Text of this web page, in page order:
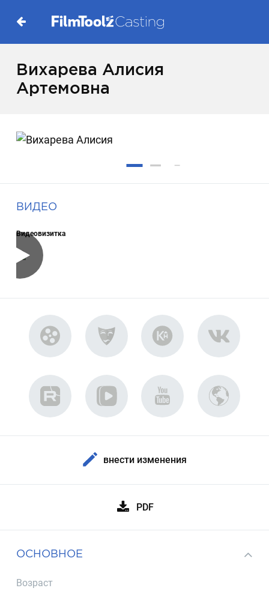
Вихарева Алисия
Артемовна
ВИДЕО
Видеовизитка
внести изменения
PDF
ОСНОВНОЕ
Возраст